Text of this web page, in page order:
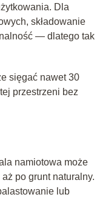
Dla
składowanie
— dlatego tak
sięgać nawet 30
przestrzeni bez
namiotowa może
po grunt naturalny.
lub